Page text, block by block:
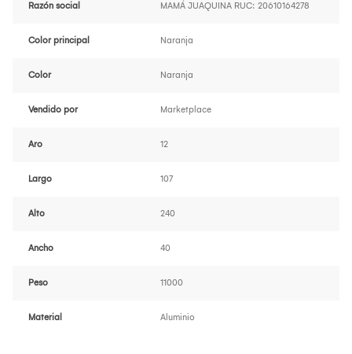
Razón social MAMÁ JUAQUINA RUC: 20610164278
Color principal Naranja
Color Naranja
Vendido por Marketplace
Aro 12
Largo 107
Alto 240
Ancho 40
Peso 11000
Material Aluminio